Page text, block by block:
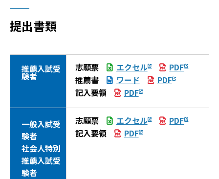
提出書類
推薦入試受
験者
志願票 エクセル
PDF
推薦書
ワード
PDF
記入要領
PDF
一般入試受
験者
社会人特別
推薦入試受
験者
志願票 エクセル
PDF
記入要領
PDF